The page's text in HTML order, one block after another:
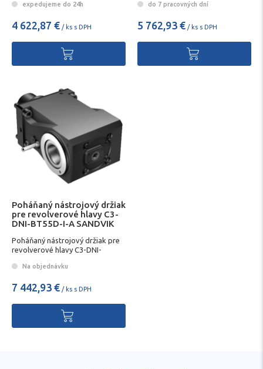
expedujeme do 24h
4 622,87 € / ks s DPH
do 7 pracovných dní
5 762,93 € / ks s DPH
Poháňaný nástrojový držiak
pre revolverové hlavy C3-
DNI-BT55D-I-A SANDVIK
Poháňaný nástrojový držiak pre
revolverové hlavy C3-DNI-
Na objednávku
7 442,93 € / ks s DPH